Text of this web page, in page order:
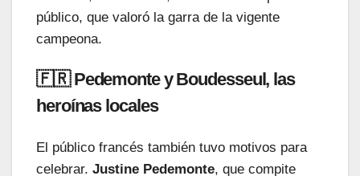
público, que valoró la garra de la vigente
campeona.
🇫🇷 Pedemonte y Boudesseul, las
heroínas locales
El público francés también tuvo motivos para
celebrar. Justine Pedemonte, que compite